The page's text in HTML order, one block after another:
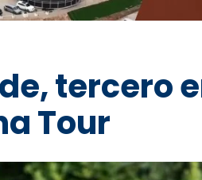
tercero
Tour